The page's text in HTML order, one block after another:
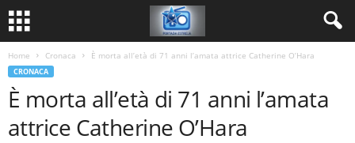
Home Cronaca È morta all’età di 71 anni l’amata attrice Catherine O’Hara
CRONACA
È morta all’età di 71 anni l’amata
attrice Catherine O’Hara